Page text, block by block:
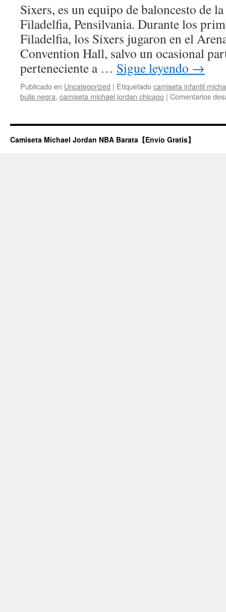
Sixers, es un equipo de baloncesto de
Filadelfia, Pensilvania. Durante los
Filadelfia, los Sixers jugaron en el
Convention Hall, salvo un ocasional
perteneciente a … Sigue leyendo →
Publicado en Uncategorized | Etiquetadocamiseta infantil
bulls negra, camiseta michael jordan chicago | Comentarios
Camiseta Michael Jordan NBA Barata【Envío Gratis】